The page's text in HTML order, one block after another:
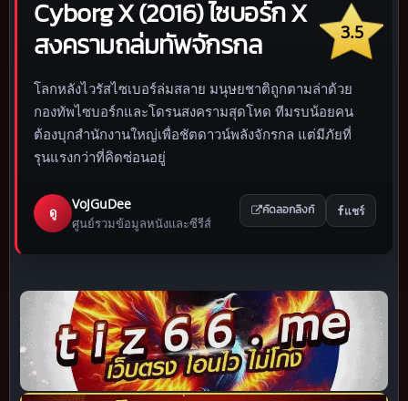
3.5
Cyborg X (2016) ไซบอร์ก X
สงครามถล่มทัพจักรกล
โลกหลังไวรัสไซเบอร์ล่มสลาย มนุษยชาติถูกตามล่าด้วย
กองทัพไซบอร์กและโดรนสงครามสุดโหด ทีมรบน้อยคน
ต้องบุกสำนักงานใหญ่เพื่อชัตดาวน์พลังจักรกล แต่มีภัยที่
รุนแรงกว่าที่คิดซ่อนอยู่
ดู
VoJGuDee
ศูนย์รวมข้อมูลหนังและซีรีส์
คัดลอกลิงก์ แชร์